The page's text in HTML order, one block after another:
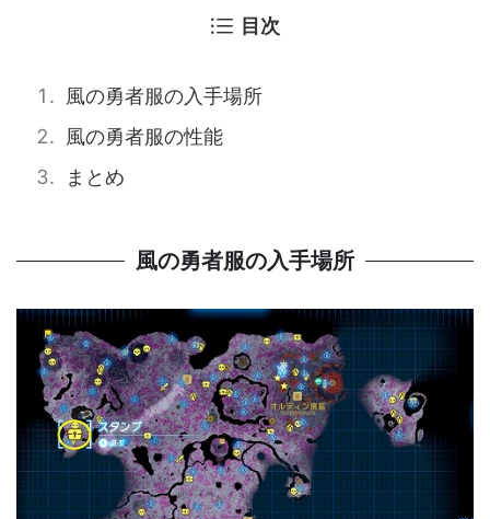
目次
風の勇者服の入手場所
風の勇者服の性能
まとめ
風の勇者服の入手場所